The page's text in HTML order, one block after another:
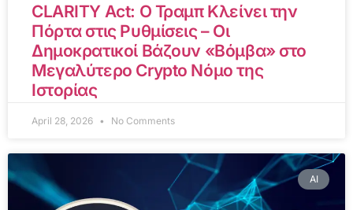
CLARITY Act: Ο Τραμπ Κλείνει την
Πόρτα στις Ρυθμίσεις – Οι
Δημοκρατικοί Βάζουν «Βόμβα» στο
Μεγαλύτερο Crypto Νόμο της
Ιστορίας
April 28, 2026 No Comments
AI